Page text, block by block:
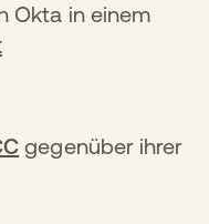
Okta in einem
gegenüber ihrer